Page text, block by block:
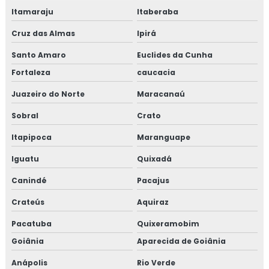
Itamaraju Itaberaba
Cruz das Almas Ipirá
Santo Amaro
Euclides da Cunha
Fortaleza
caucacia
Juazeiro do Norte Maracanaú
Sobral Crato
Itapipoca Maranguape
Iguatu Quixadá
Canindé Pacajus
Crateús Aquiraz
Pacatuba
Quixeramobim
Goiânia
Aparecida de Goiânia
Anápolis Rio Verde